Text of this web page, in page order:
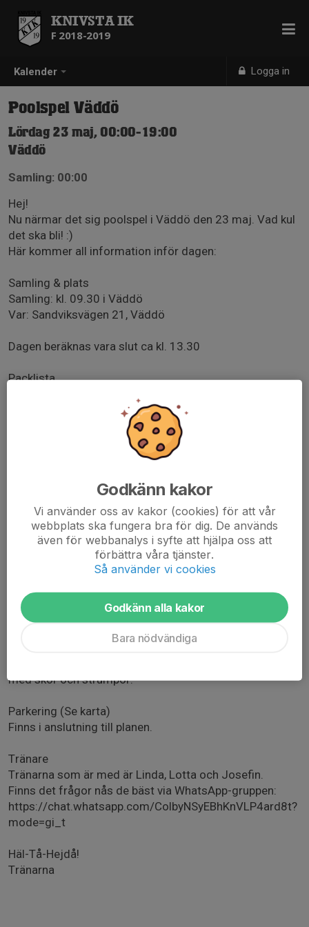
Kalender Logga in
KNIVSTA IK
F 2018-2019
Poolspel Väddö
Lördag 23 maj, 00:00-19:00
Väddö
Samling: 00:00
Hej!
Nu närmar det sig poolspel i Väddö den 23 maj. Vad kul
det ska bli! :)
Här kommer all information inför dagen:
Samling & plats
Samling: kl. 09.30 i Väddö
Var: Sandviksvägen 21, Väddö
Dagen beräknas vara slut ca kl. 13.30
Packlista
Snacks/mellanmål mellan matcher
hamburgare, fika, kaffe och dryck.
Lag & upplägg
Vi i Knivsta kommer ha ett lag.
Match 2: 11.15
Match 3: 12.45
Varje match spelas i 3 x 8 minuter.
med skor och strumpor.
Parkering (Se karta)
Finns i anslutning till planen.
Tränare
Tränarna som är med är Linda, Lotta och Josefin.
Finns det frågor nås de bäst via WhatsApp-gruppen:
https://chat.whatsapp.com/ColbyNSyEBhKnVLP4ard8t?
mode=gi_t
Häl-Tå-Hejdå!
Tränarna
Godkänn kakor
Vi använder oss av kakor (cookies) för att vår
webbplats ska fungera bra för dig. De används
även för webbanalys i syfte att hjälpa oss att
förbättra våra tjänster.
Så använder vi cookies
Godkänn alla kakor
Bara nödvändiga